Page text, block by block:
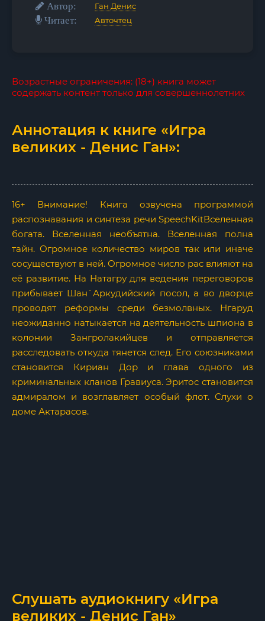
Автор: Ган Денис
Читает: Авточтец
Возрастные ограничения: (18+) книга может
содержать контент только для совершеннолетних
Аннотация к книге «Игра
великих - Денис Ган»:
16+ Внимание! Книга озвучена программой
распознавания и синтеза речи SpeechKitВселенная
богата. Вселенная необъятна. Вселенная полна
тайн. Огромное количество миров так или иначе
сосуществуют в ней. Огромное число рас влияют на
её развитие. На Натагру для ведения переговоров
прибывает Шан`Аркудийский посол, а во дворце
проводят реформы среди безмолвных. Нгаруд
неожиданно натыкается на деятельность шпиона в
колонии Зангролакийцев и отправляется
расследовать откуда тянется след. Его союзниками
становится Кириан Дор и глава одного из
криминальных кланов Гравиуса. Эритос становится
адмиралом и возглавляет особый флот. Слухи о
доме Актарасов.
Слушать аудиокнигу «Игра
великих - Денис Ган»